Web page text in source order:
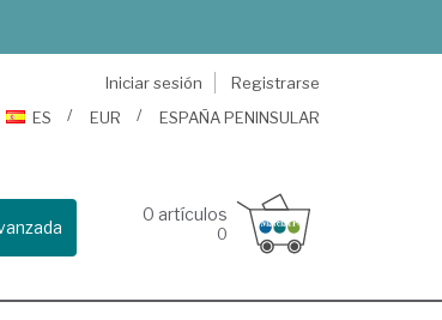
Iniciar sesión
Registrarse
ES
EUR ESPAÑA PENINSULAR
0 artículos
0